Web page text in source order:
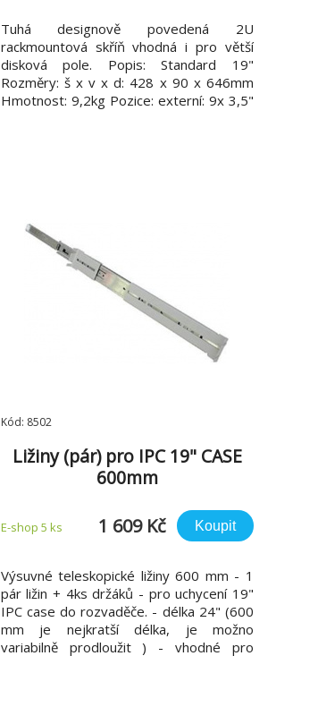
Tuhá designově povedená 2U
rackmountová skříň vhodná i pro větší
disková pole. Popis: Standard 19"
Rozměry: š x v x d: 428 x 90 x 646mm
Hmotnost: 9,2kg Pozice: externí: 9x 3,5"
Kód: 8502
Ližiny (pár) pro IPC 19" CASE
600mm
E-shop 5 ks 1 609 Kč Koupit
Výsuvné teleskopické ližiny 600 mm - 1
pár ližin + 4ks držáků - pro uchycení 19"
IPC case do rozvaděče. - délka 24" (600
mm je nejkratší délka, je možno
variabilně prodloužit ) - vhodné pro